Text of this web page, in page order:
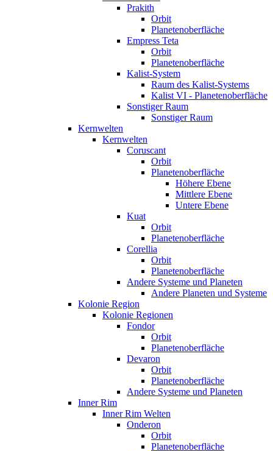
Prakith
Orbit
Planetenoberfläche
Empress Teta
Orbit
Planetenoberfläche
Kalist-System
Raum des Kalist-Systems
Kalist VI - Planetenoberfläche
Sonstiger Raum
Sonstiger Raum
Kernwelten
Kernwelten
Coruscant
Orbit
Planetenoberfläche
Höhere Ebene
Mittlere Ebene
Untere Ebene
Kuat
Orbit
Planetenoberfläche
Corellia
Orbit
Planetenoberfläche
Andere Systeme und Planeten
Andere Planeten und Systeme
Kolonie Region
Kolonie Regionen
Fondor
Orbit
Planetenoberfläche
Devaron
Orbit
Planetenoberfläche
Andere Systeme und Planeten
Inner Rim
Inner Rim Welten
Onderon
Orbit
Planetenoberfläche